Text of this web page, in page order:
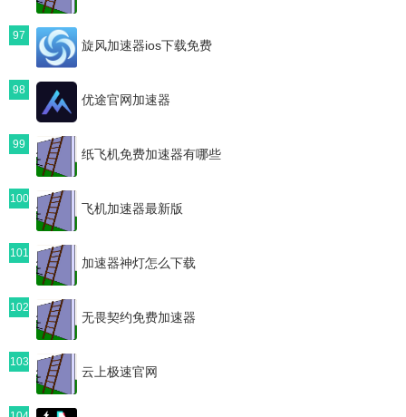
97
旋风加速器ios下载免费
98
优途官网加速器
99
纸飞机免费加速器有哪些
100
飞机加速器最新版
101
加速器神灯怎么下载
102
无畏契约免费加速器
103
云上极速官网